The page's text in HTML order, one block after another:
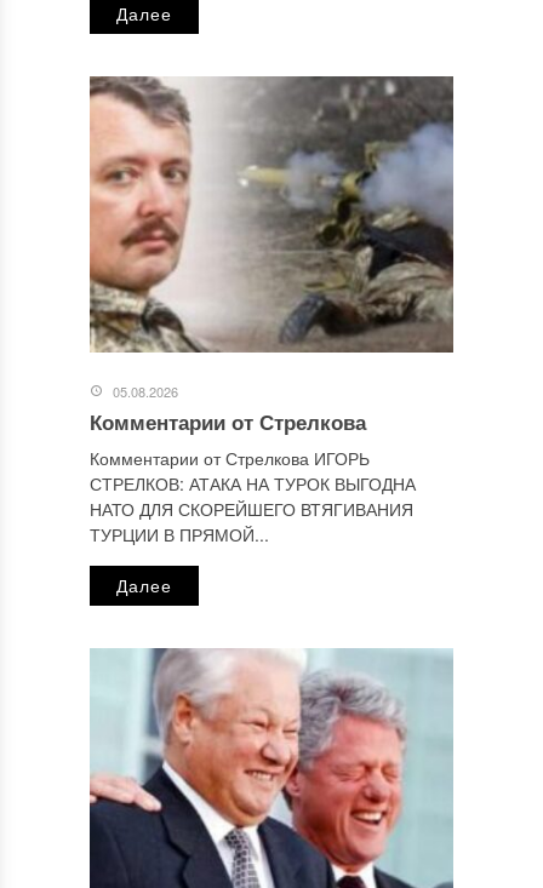
Этот сайт использует Akismet для борьбы со спамом.
Узнайте, как обрабатываются ваши данные комментариев
персональных данных.
Далее
05.08.2026
Комментарии от Стрелкова
Комментарии от Стрелкова ИГОРЬ
СТРЕЛКОВ: АТАКА НА ТУРОК ВЫГОДНА
НАТО ДЛЯ СКОРЕЙШЕГО ВТЯГИВАНИЯ
ТУРЦИИ В ПРЯМОЙ...
Далее